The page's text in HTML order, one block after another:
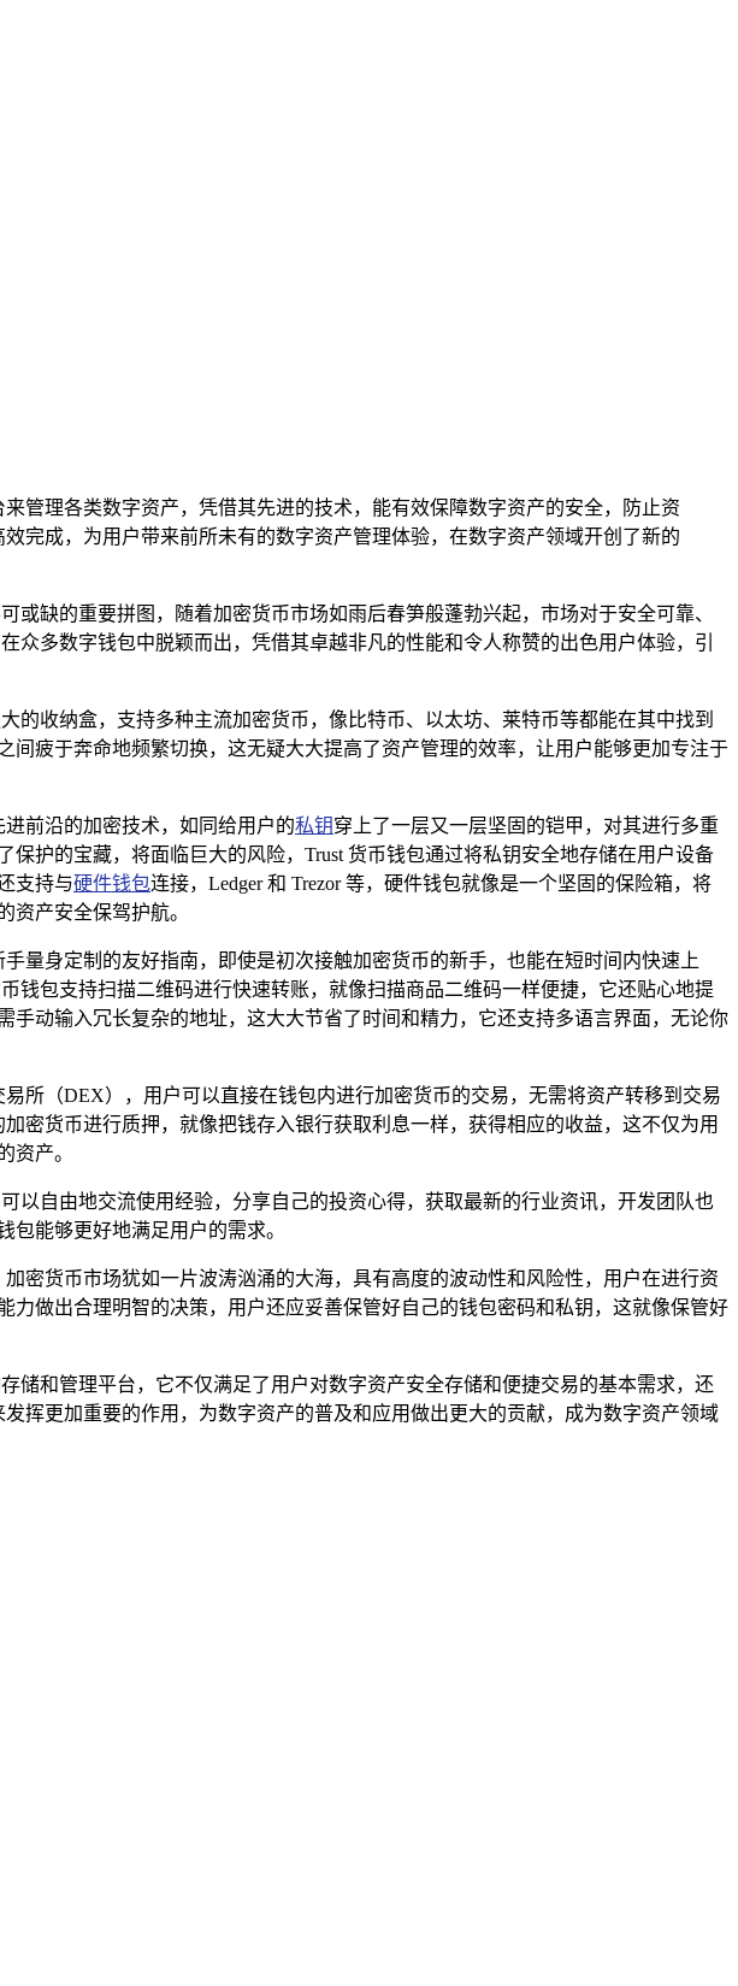
管理各类数字资产，凭借其先进的技术，能有效保障数字资产的安全，防止资
完成，为用户带来前所未有的数字资产管理体验，在数字资产领域开创了新的
或缺的重要拼图，随着加密货币市场如雨后春笋般蓬勃兴起，市场对于安全可靠、
多数字钱包中脱颖而出，凭借其卓越非凡的性能和令人称赞的出色用户体验，引
的收纳盒，支持多种主流加密货币，像比特币、以太坊、莱特币等都能在其中找到
疲于奔命地频繁切换，这无疑大大提高了资产管理的效率，让用户能够更加专注于
前沿的加密技术，如同给用户的私钥穿上了一层又一层坚固的铠甲，对其进行多重
护的宝藏，将面临巨大的风险，Trust 货币钱包通过将私钥安全地存储在用户设备
支持与硬件钱包连接，Ledger 和 Trezor 等，硬件钱包就像是一个坚固的保险箱，将
产安全保驾护航。
量身定制的友好指南，即使是初次接触加密货币的新手，也能在短时间内快速上
钱包支持扫描二维码进行快速转账，就像扫描商品二维码一样便捷，它还贴心地提
动输入冗长复杂的地址，这大大节省了时间和精力，它还支持多语言界面，无论你
所（DEX），用户可以直接在钱包内进行加密货币的交易，无需将资产转移到交易
密货币进行质押，就像把钱存入银行获取利息一样，获得相应的收益，这不仅为用
资产。
以自由地交流使用经验，分享自己的投资心得，获取最新的行业资讯，开发团队也
能够更好地满足用户的需求。
密货币市场犹如一片波涛汹涌的大海，具有高度的波动性和风险性，用户在进行资
做出合理明智的决策，用户还应妥善保管好自己的钱包密码和私钥，这就像保管好
储和管理平台，它不仅满足了用户对数字资产安全存储和便捷交易的基本需求，还
挥更加重要的作用，为数字资产的普及和应用做出更大的贡献，成为数字资产领域